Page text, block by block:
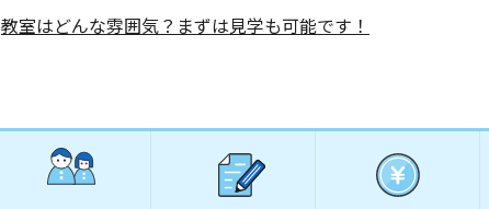
教室はどんな雰囲気？まずは見学も可能です！